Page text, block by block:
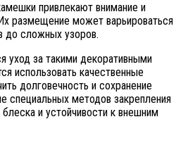
привлекают внимание и
размещение может варьироваться
до сложных узоров.
уход за такими декоративными
использовать качественные
долговечность и сохранение
специальных методов закрепления
и устойчивости к внешним